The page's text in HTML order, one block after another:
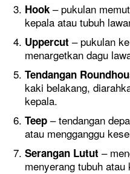
Hook – pukulan
kepala atau tubuh
Uppercut – pukulan
menargetkan dagu
Tendangan
kaki belakang,
kepala.
Teep – tendangan
atau mengganggu
Serangan Lutut –
menyerang tubuh atau